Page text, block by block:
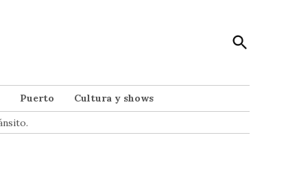
Open
Search
Puerto
Cultura y shows